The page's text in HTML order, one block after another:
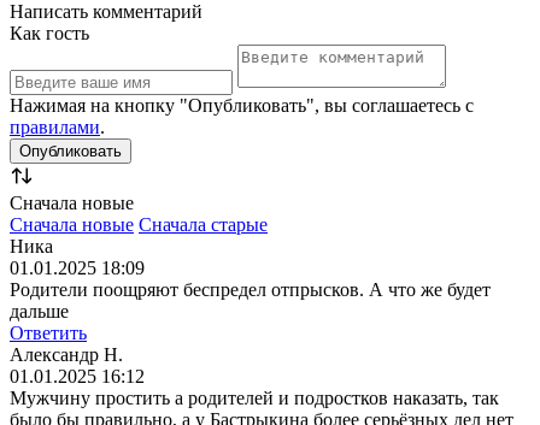
Написать комментарий
Как гость
Нажимая на кнопку "Опубликовать", вы соглашаетесь с
правилами.
Сначала новые
Сначала новые Сначала старые
Ника
01.01.2025 18:09
Родители поощряют беспредел отпрысков. А что же будет
дальше
Ответить
Александр Н.
01.01.2025 16:12
Мужчину простить а родителей и подростков наказать, так
было бы правильно, а у Бастрыкина более серьёзных дел нет